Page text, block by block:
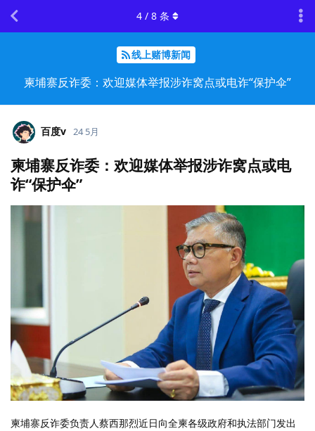
线上赌博新闻
柬埔寨反诈委：欢迎媒体举报涉诈窝点或电诈“保护伞”
4 / 8 条
百度v 24 5月
柬埔寨反诈委：欢迎媒体举报涉诈窝点或电
诈“保护伞”
柬埔寨反诈委负责人蔡西那烈近日向全柬各级政府和执法部门发出